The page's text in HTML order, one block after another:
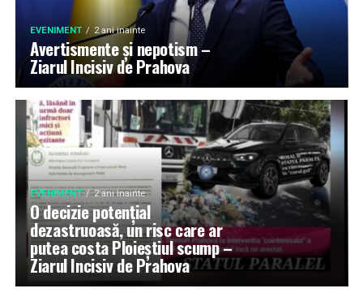
EVENIMENT 2 ani inainte
Avertismente și nepotism –
Ziarul Incisiv de Prahova
EVENIMENT 2 ani inainte
O decizie potențial
dezastruoasă, un risc care ar
putea costa Ploieștiul scump –
Ziarul Incisiv de Prahova